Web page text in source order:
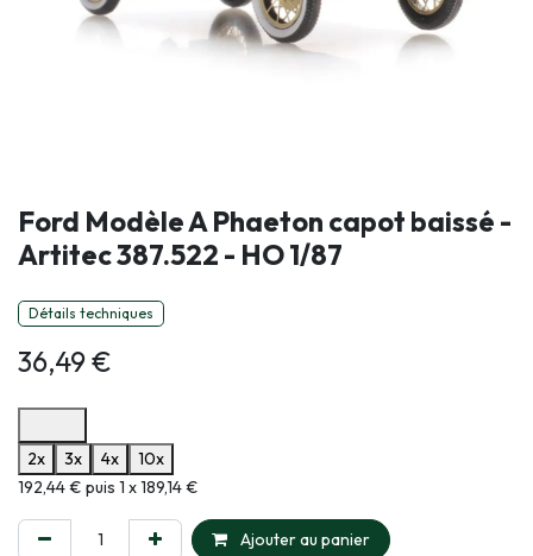
Ford Modèle A Phaeton capot baissé -
Artitec 387.522 - HO 1/87
Détails techniques
36,49€
2x
3x 4x
10x
Informations sur le plan de paiement sélectionné
192,44 € puis 1 x 189,14 €
Ajouter au panier